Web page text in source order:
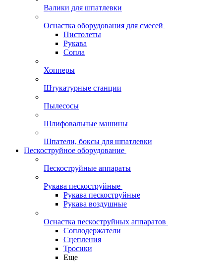
Валики для шпатлевки
Оснастка оборудования для смесей
Пистолеты
Рукава
Сопла
Хопперы
Штукатурные станции
Пылесосы
Шлифовальные машины
Шпатели, боксы для шпатлевки
Пескоструйное оборудование
Пескоструйные аппараты
Рукава пескоструйные
Рукава пескоструйные
Рукава воздушные
Оснастка пескоструйных аппаратов
Соплодержатели
Сцепления
Тросики
Еще